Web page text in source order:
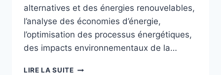
alternatives et des énergies renouvelables,
l’analyse des économies d’énergie,
l’optimisation des processus énergétiques,
des impacts environnementaux de la…
LIRE LA SUITEPARTICIPATION